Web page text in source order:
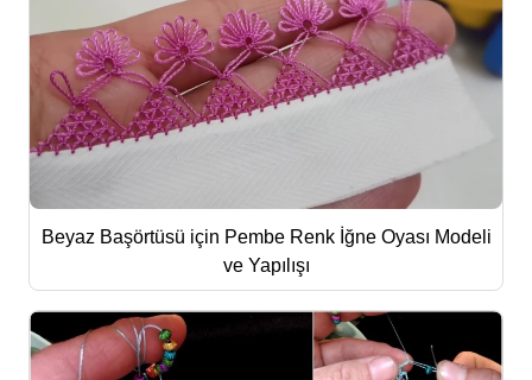
Beyaz Başörtüsü için Pembe Renk İğne Oyası Modeli
ve Yapılışı